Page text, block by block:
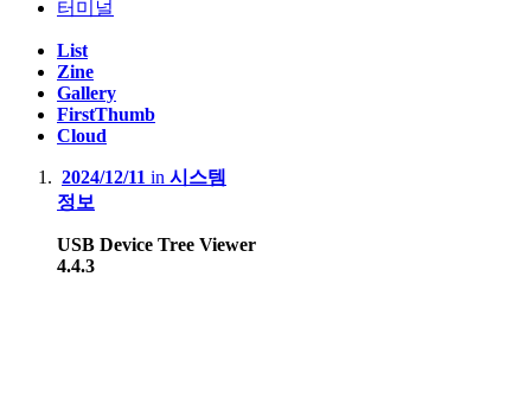
터미널
List
Zine
Gallery
FirstThumb
Cloud
2024/12/11 in 시스템
정보
USB Device Tree Viewer
4.4.3